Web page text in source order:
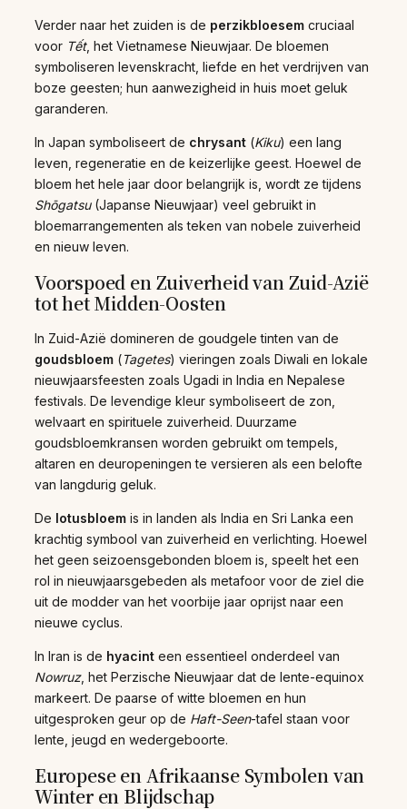
Verder naar het zuiden is de perzikbloesem cruciaal
voor Tết, het Vietnamese Nieuwjaar. De bloemen
symboliseren levenskracht, liefde en het verdrijven van
boze geesten; hun aanwezigheid in huis moet geluk
garanderen.
In Japan symboliseert de chrysant (Kiku) een lang
leven, regeneratie en de keizerlijke geest. Hoewel de
bloem het hele jaar door belangrijk is, wordt ze tijdens
Shōgatsu(Japanse Nieuwjaar) veel gebruikt in
bloemarrangementen als teken van nobele zuiverheid
en nieuw leven.
Voorspoed en Zuiverheid van Zuid-Azië
tot het Midden-Oosten
In Zuid-Azië domineren de goudgele tinten van de
goudsbloem (Tagetes) vieringen zoals Diwali en lokale
nieuwjaarsfeesten zoals Ugadi in India en Nepalese
festivals. De levendige kleur symboliseert de zon,
welvaart en spirituele zuiverheid. Duurzame
goudsbloemkransen worden gebruikt om tempels,
altaren en deuropeningen te versieren als een belofte
van langdurig geluk.
De lotusbloem is in landen als India en Sri Lanka een
krachtig symbool van zuiverheid en verlichting. Hoewel
het geen seizoensgebonden bloem is, speelt het een
rol in nieuwjaarsgebeden als metafoor voor de ziel die
uit de modder van het voorbije jaar oprijst naar een
nieuwe cyclus.
In Iran is de hyacint een essentieel onderdeel van
Nowruz, het Perzische Nieuwjaar dat de lente-equinox
markeert. De paarse of witte bloemen en hun
uitgesproken geur op de Haft-Seen-tafel staan voor
lente, jeugd en wedergeboorte.
Europese en Afrikaanse Symbolen van
Winter en Blijdschap